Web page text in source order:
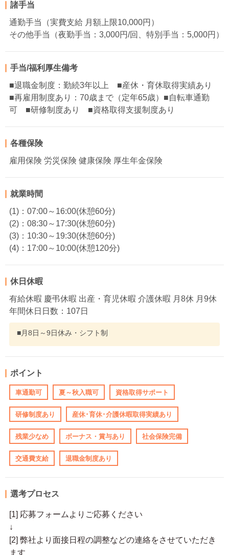
諸手当
通勤手当（実費支給 月額上限10,000円）
その他手当（夜勤手当：3,000円/回、特別手当：5,000円）
手当/福利厚生備考
■退職金制度：勤続3年以上 ■産休・育休取得実績あり
■再雇用制度あり：70歳まで（定年65歳）■自転車通勤
可 ■研修制度あり ■資格取得支援制度あり
各種保険
雇用保険 労災保険 健康保険 厚生年金保険
就業時間
(1)：07:00～16:00(休憩60分)
(2)：08:30～17:30(休憩60分)
(3)：10:30～19:30(休憩60分)
(4)：17:00～10:00(休憩120分)
休日休暇
有給休暇 慶弔休暇 出産・育児休暇 介護休暇 月8休 月9休
年間休日日数：107日
■月8日～9日休み・シフト制
ポイント
車通勤可 夏～秋入職可 資格取得サポート
研修制度あり 産休･育休･介護休暇取得実績あり
残業少なめ ボーナス・賞与あり 社会保険完備
交通費支給 退職金制度あり
選考プロセス
[1] 応募フォームよりご応募ください
↓
[2] 弊社より面接日程の調整などの連絡をさせていただき
ます